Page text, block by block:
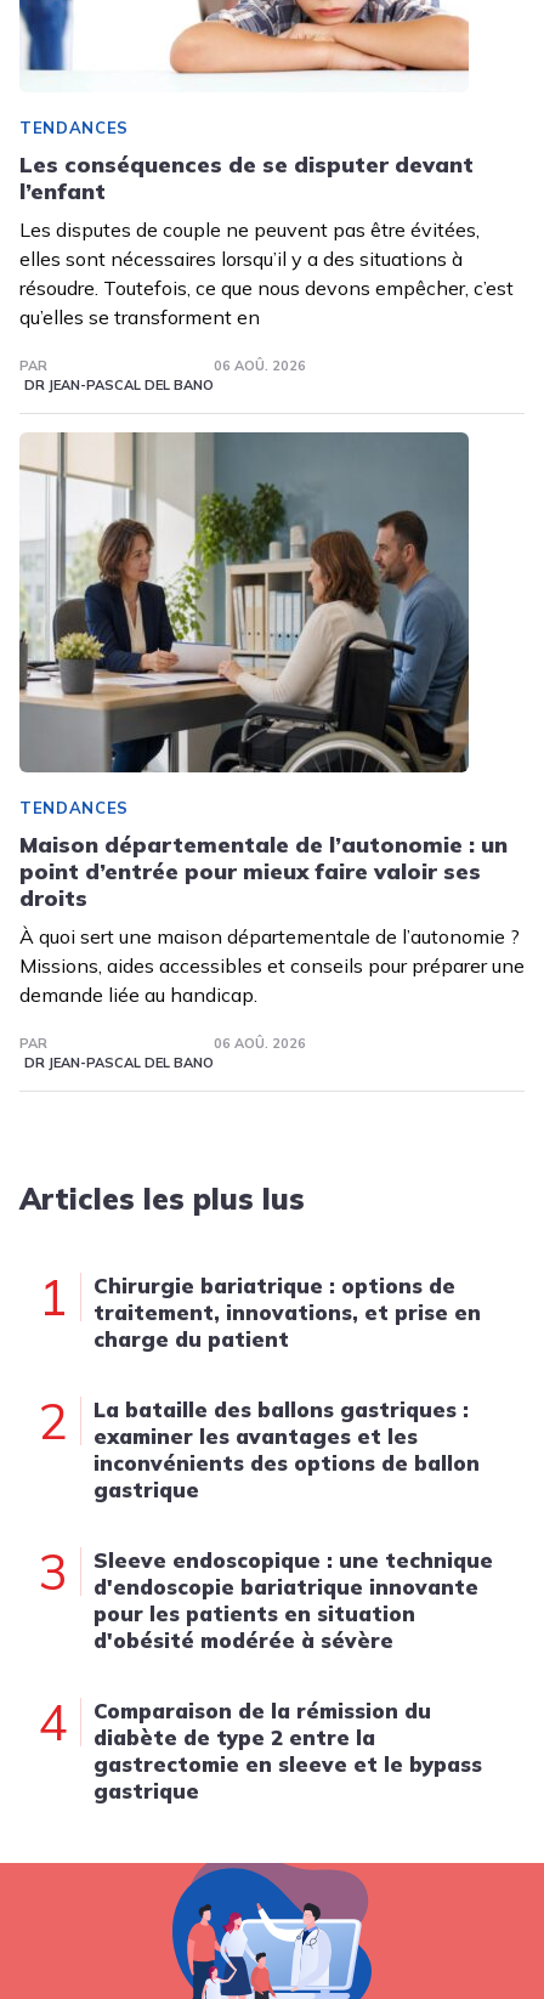
TENDANCES
Les conséquences de se disputer devant
l’enfant
Les disputes de couple ne peuvent pas être évitées,
elles sont nécessaires lorsqu’il y a des situations à
résoudre. Toutefois, ce que nous devons empêcher, c’est
qu’elles se transforment en
PAR
DR JEAN-PASCAL DEL BANO
06 AOÛ. 2026
TENDANCES
Maison départementale de l’autonomie : un
point d’entrée pour mieux faire valoir ses
droits
À quoi sert une maison départementale de l’autonomie ?
Missions, aides accessibles et conseils pour préparer une
demande liée au handicap.
PAR
DR JEAN-PASCAL DEL BANO
06 AOÛ. 2026
Articles les plus lus
1
Chirurgie bariatrique : options de
traitement, innovations, et prise en
charge du patient
2
La bataille des ballons gastriques :
examiner les avantages et les
inconvénients des options de ballon
gastrique
3
Sleeve endoscopique : une technique
d'endoscopie bariatrique innovante
pour les patients en situation
d'obésité modérée à sévère
4
Comparaison de la rémission du
diabète de type 2 entre la
gastrectomie en sleeve et le bypass
gastrique